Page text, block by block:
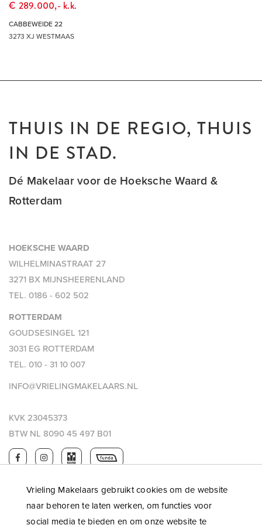
Vrieling Makelaars gebruikt cookies om de website
naar behoren te laten werken, om functies voor
social media te bieden en om onze website te
€ 289.000,- k.k.
CABBEWEIDE 22
3273 XJ WESTMAAS
THUIS IN DE REGIO, THUIS
IN DE STAD.
Dé Makelaar voor de Hoeksche Waard &
Rotterdam
HOEKSCHE WAARD
WILHELMINASTRAAT 27
3271 BX MIJNSHEERENLAND
TEL. 0186 - 602 502
ROTTERDAM
GOUDSESINGEL 121
3031 EG ROTTERDAM
TEL. 010 - 31 10 007
INFO@VRIELINGMAKELAARS.NL
KVK 23045373
BTW NL 8090 45 497 B01